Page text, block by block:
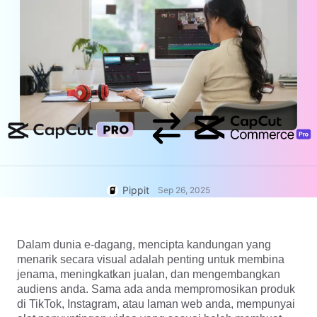
Edit Sekarang
Imej Produk AI
Hasilkan foto produk profesional
mudah untuk Shopify, TikTok
Akaun Pengguna
Pengurusan Aset
Penerbitan dan Analitik
Imej Produk
Penyelesaian Video Satu Klik
Kempen
Kenali Pippit
7 Idea Poster Promosi
Petua Perniagaan
Poster Produk Berkuasa AI
5 Jenis Video Perniagaan
Teratas
Latar Belakang Produk Dijana
AI
Petua Poster Penggalak Jualan
Petua Media Sosial
Panduan Pengiklanan Video
TikTok
Cara Memotong Video
YouTube
Potong Video untuk Instagram
Pippit Sep 26, 2025
Dalam dunia e-dagang, mencipta kandungan yang
menarik secara visual adalah penting untuk membina
jenama, meningkatkan jualan, dan mengembangkan
audiens anda. Sama ada anda mempromosikan produk
di TikTok, Instagram, atau laman web anda, mempunyai